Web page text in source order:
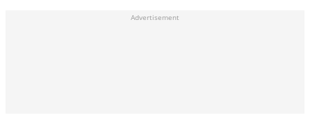
Advertisement